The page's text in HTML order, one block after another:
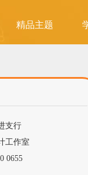
精品主题
支行
工作室
0655